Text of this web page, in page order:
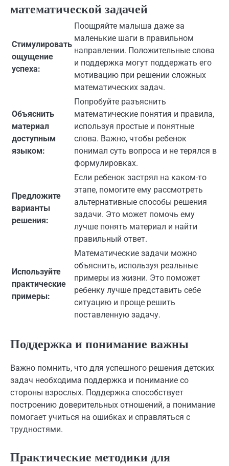
математической задачей
Стимулировать
ощущение
успеха:
Поощряйте малыша даже за
маленькие шаги в правильном
направлении. Положительные слова
и поддержка могут поддержать его
мотивацию при решении сложных
математических задач.
Объяснить
материал
доступным
языком:
Попробуйте разъяснить
математические понятия и правила,
используя простые и понятные
слова. Важно, чтобы ребенок
понимал суть вопроса и не терялся в
формулировках.
Предложите
варианты
решения:
Если ребенок застрял на каком-то
этапе, помогите ему рассмотреть
альтернативные способы решения
задачи. Это может помочь ему
лучше понять материал и найти
правильный ответ.
Используйте
практические
примеры:
Математические задачи можно
объяснить, используя реальные
примеры из жизни. Это поможет
ребенку лучше представить себе
ситуацию и проще решить
поставленную задачу.
Поддержка и понимание важны
Важно помнить, что для успешного решения детских
задач необходима поддержка и понимание со
стороны взрослых. Поддержка способствует
построению доверительных отношений, а понимание
помогает учиться на ошибках и справляться с
трудностями.
Практические методики для